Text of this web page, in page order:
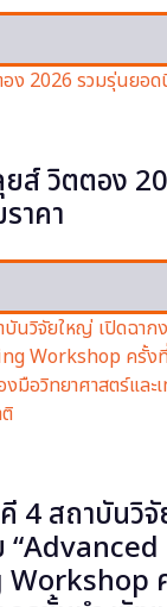
ยส์ วิตตอง
าคา
4 สถาบันวิ
“Advanced